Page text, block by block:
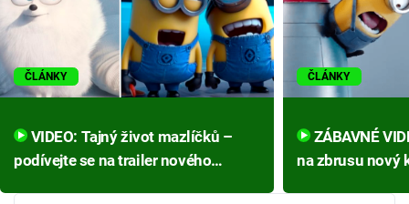
ČLÁNKY
podívejte se na trailer nového
ČLÁNKY
na zbrusu nový